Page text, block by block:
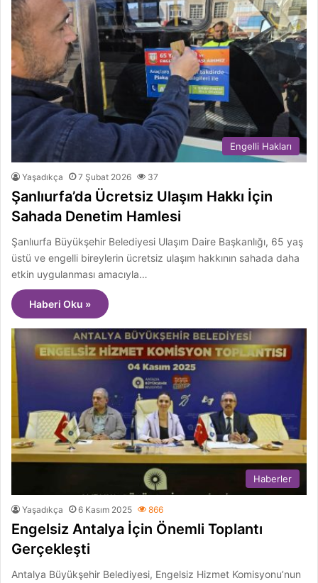
Engelli Hakları
Yaşadıkça 7 Şubat 2026 37
Şanlıurfa’da Ücretsiz Ulaşım Hakkı İçin
Sahada Denetim Hamlesi
Şanlıurfa Büyükşehir Belediyesi Ulaşım Daire Başkanlığı, 65 yaş
üstü ve engelli bireylerin ücretsiz ulaşım hakkının sahada daha
etkin uygulanması amacıyla…
Haberi Oku »
Haberler
Yaşadıkça 6 Kasım 2025 866
Engelsiz Antalya İçin Önemli Toplantı
Gerçekleşti
Antalya Büyükşehir Belediyesi, Engelsiz Hizmet Komisyonu’nun